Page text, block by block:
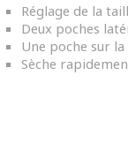
Réglage de la
Deux poches
Une poche sur la
Sèche